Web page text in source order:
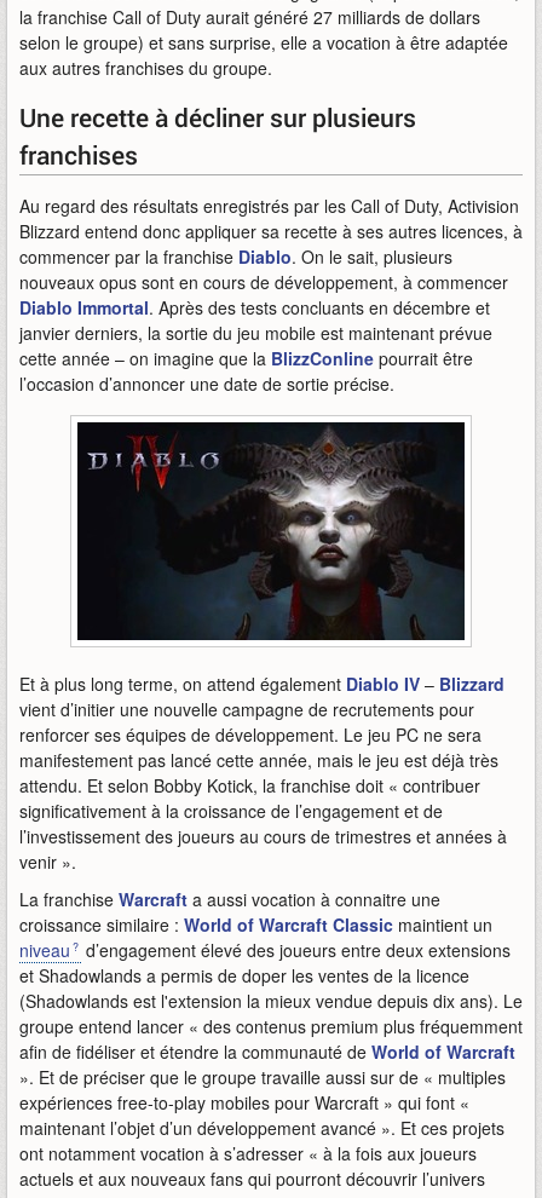
la franchise Call of Duty aurait généré 27 milliards de dollars
selon le groupe) et sans surprise, elle a vocation à être adaptée
aux autres franchises du groupe.
Une recette à décliner sur plusieurs
franchises
Au regard des résultats enregistrés par les Call of Duty, Activision
Blizzard entend donc appliquer sa recette à ses autres licences, à
commencer par la franchise Diablo. On le sait, plusieurs
nouveaux opus sont en cours de développement, à commencer
Diablo Immortal. Après des tests concluants en décembre et
janvier derniers, la sortie du jeu mobile est maintenant prévue
cette année – on imagine que la BlizzConline pourrait être
l’occasion d’annoncer une date de sortie précise.
Et à plus long terme, on attend également Diablo IV – Blizzard
vient d’initier une nouvelle campagne de recrutements pour
renforcer ses équipes de développement. Le jeu PC ne sera
manifestement pas lancé cette année, mais le jeu est déjà très
attendu. Et selon Bobby Kotick, la franchise doit « contribuer
significativement à la croissance de l’engagement et de
l’investissement des joueurs au cours de trimestres et années à
venir ».
La franchise Warcraft a aussi vocation à connaitre une
croissance similaire : World of Warcraft Classic maintient un
niveau
d’engagement élevé des joueurs entre deux extensions
et Shadowlands a permis de doper les ventes de la licence
(Shadowlands est l'extension la mieux vendue depuis dix ans). Le
groupe entend lancer « des contenus premium plus fréquemment
afin de fidéliser et étendre la communauté de World of Warcraft
». Et de préciser que le groupe travaille aussi sur de « multiples
expériences free-to-play mobiles pour Warcraft » qui font «
maintenant l’objet d’un développement avancé ». Et ces projets
ont notamment vocation à s’adresser « à la fois aux joueurs
actuels et aux nouveaux fans qui pourront découvrir l’univers